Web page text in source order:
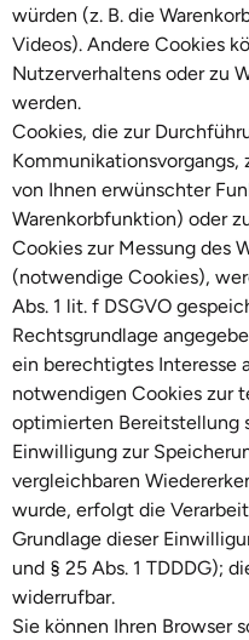
würden (z. B. die
Videos). Andere Cookies
Nutzerverhaltens oder zu
werden.
Cookies, die zur
von Ihnen erwünschter
Warenkorbfunktion) oder
Cookies zur Messung des
(notwendige Cookies),
Abs. 1 lit. f DSGVO
Rechtsgrundlage
ein berechtigtes Interesse
notwendigen Cookies zur
optimierten Bereitstellung
Einwilligung zur
vergleichbaren
wurde, erfolgt die
Grundlage dieser
und § 25 Abs. 1 TDDDG);
widerrufbar.
Sie können Ihren Browser